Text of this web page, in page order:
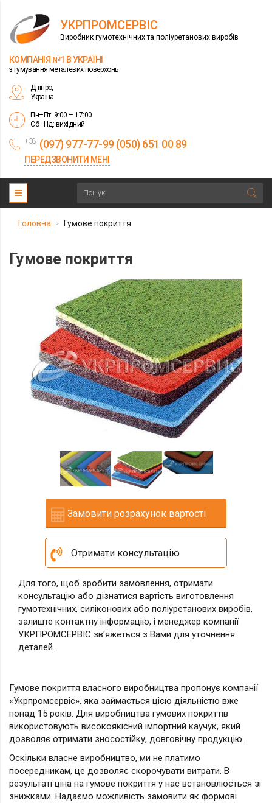
УКРПРОМСЕРВІС
Виробник гумотехнічних та поліуретанових виробів
КОМПАНІЯ №1 В УКРАЇНІ
з гумування металевих поверхонь
Дніпро,
Україна
Пн–Пт: 9:00 – 17:00
Сб–Нд: вихідний
+38 (097) 977-77-99 (050) 651 00 89
ПЕРЕДЗВОНИТИ МЕНІ
Головна > Гумове покриття
Гумове покриття
Замовити розрахунок вартості
Отримати консультацію
Для того, щоб зробити замовлення, отримати
консультацію або дізнатися вартість виготовлення
гумотехнічних, силіконових або поліуретанових виробів,
залиште контактну інформацію, і менеджер компанії
УКРПРОМСЕРВІС зв'яжеться з Вами для уточнення
деталей.
Гумове покриття власного виробництва пропонує компанії
«Укрпромсервіс», яка займається цією діяльністю вже
понад 15 років. Для виробництва гумових покриттів
використовують високоякісний імпортний каучук, який
дозволяє отримати зносостійку, довговічну продукцію.
Оскільки власне виробництво, ми не платимо
посередникам, це дозволяє скорочувати витрати. В
результаті ціна на гумове покриття у нас встановлюється зі
знижками. Надаємо можливість замовити як формові